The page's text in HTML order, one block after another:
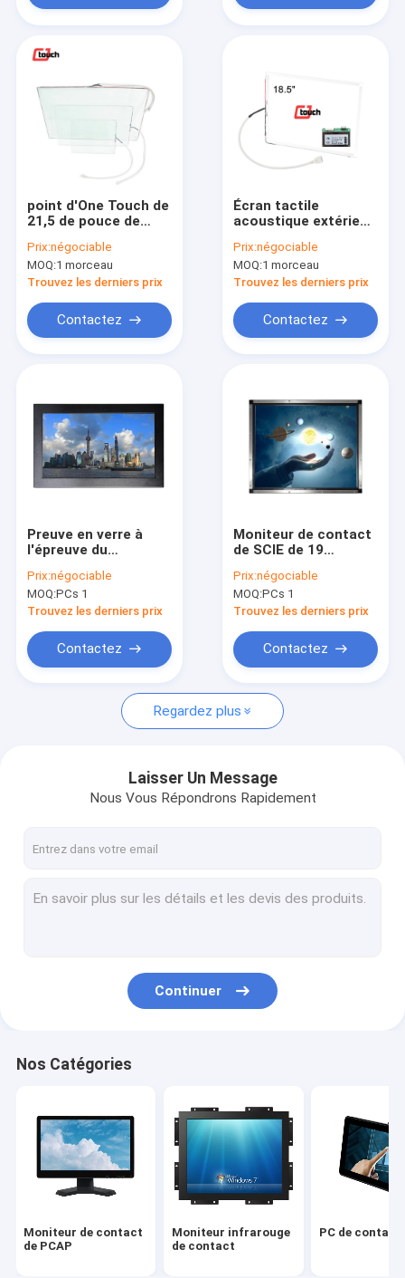
Produits
A propos de nous
Visite d'usine
nouvelles
Tous les cas
Moniteur de contact de PCAP
PC de contact d'AIO
Écran tactile de PCAP
Aluminium de contact de PCAP
Panneau de TFT LCD
Écran tactile d'onde acoustique extérieure
Moniteur incurvé d'écran tactile
point d'One Touch de
21,5 de pouce de
tactiles de scie avec
le contrôleur et le
câble d'USB
Prix:négociable
MOQ:1 morceau
Trouvez les derniers prix
Contactez
Écran tactile
acoustique extérieur
Board de
recouvrement de
18,5 pouces
Prix:négociable
MOQ:1 morceau
Trouvez les derniers prix
Contactez
Preuve en verre à
l'épreuve du
poussière du
moniteur 13.3inch
d'écran tactile de
Prix:négociable
MOQ:PCs 1
Trouvez les derniers prix
Contactez
Moniteur de contact
de SCIE de 19
d'écran tactile de
cadre ouvert de 1
point
Prix:négociable
MOQ:PCs 1
Trouvez les derniers prix
Contactez
Regardez plus
Laisser Un Message
Nous Vous Répondrons Rapidement
Continuer
Nos Catégories
Moniteur de contact
de PCAP
Moniteur infrarouge
de contact
PC de contact